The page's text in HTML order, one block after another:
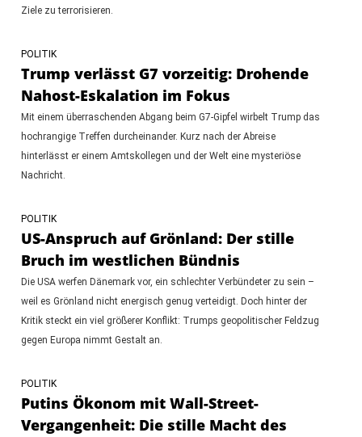
Ziele zu terrorisieren.
POLITIK
Trump verlässt G7 vorzeitig: Drohende
Nahost-Eskalation im Fokus
Mit einem überraschenden Abgang beim G7-Gipfel wirbelt Trump das
hochrangige Treffen durcheinander. Kurz nach der Abreise
hinterlässt er einem Amtskollegen und der Welt eine mysteriöse
Nachricht.
POLITIK
US-Anspruch auf Grönland: Der stille
Bruch im westlichen Bündnis
Die USA werfen Dänemark vor, ein schlechter Verbündeter zu sein –
weil es Grönland nicht energisch genug verteidigt. Doch hinter der
Kritik steckt ein viel größerer Konflikt: Trumps geopolitischer Feldzug
gegen Europa nimmt Gestalt an.
POLITIK
Putins Ökonom mit Wall-Street-
Vergangenheit: Die stille Macht des